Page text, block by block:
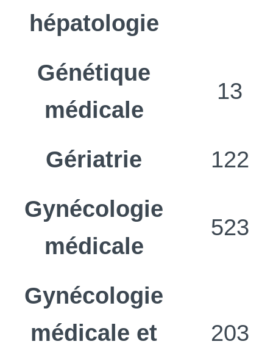
hépatologie
Génétique
médicale
13
Gériatrie
122
Gynécologie
médicale
523
Gynécologie
médicale et
203